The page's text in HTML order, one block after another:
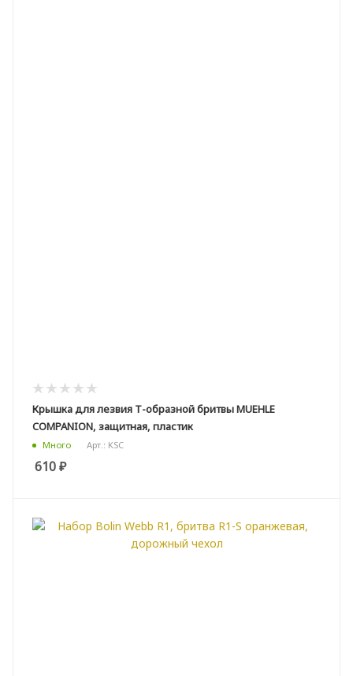
Крышка для лезвия Т-образной бритвы MUEHLE
COMPANION, защитная, пластик
Много Арт.: KSC
610₽